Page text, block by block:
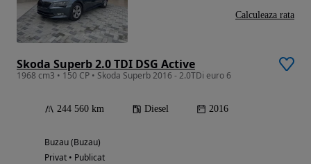
Skoda Superb 2.0 TDI DSG Active
1968 cm3 • 150 CP • Skoda Superb 2016 - 2.0TDi euro 6
244 560 km Diesel 2016
Buzau (Buzau)
Privat • Publicat
Calculeaza rata